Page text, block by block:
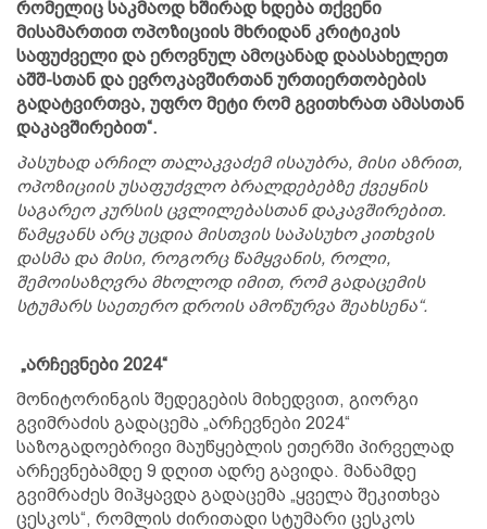
რომელიც საკმაოდ ხშირად ხდება თქვენი
მისამართით ოპოზიციის მხრიდან კრიტიკის
საფუძველი და ეროვნულ ამოცანად დაასახელეთ
აშშ-სთან და ევროკავშირთან ურთიერთობების
გადატვირთვა, უფრო მეტი რომ გვითხრათ ამასთან
დაკავშირებით“.
პასუხად არჩილ თალაკვაძემ ისაუბრა, მისი აზრით,
ოპოზიციის უსაფუძვლო ბრალდებებზე ქვეყნის
საგარეო კურსის ცვლილებასთან დაკავშირებით.
წამყვანს არც უცდია მისთვის საპასუხო კითხვის
დასმა და მისი, როგორც წამყვანის, როლი,
შემოისაზღვრა მხოლოდ იმით, რომ გადაცემის
სტუმარს საეთერო დროის ამოწურვა შეახსენა“.
„არჩევნები 2024“
მონიტორინგის შედეგების მიხედვით, გიორგი
გვიმრაძის გადაცემა „არჩევნები 2024“
საზოგადოებრივი მაუწყებლის ეთერში პირველად
არჩევნებამდე 9 დღით ადრე გავიდა. მანამდე
გვიმრაძეს მიჰყავდა გადაცემა „ყველა შეკითხვა
ცესკოს“, რომლის ძირითადი სტუმარი ცესკოს